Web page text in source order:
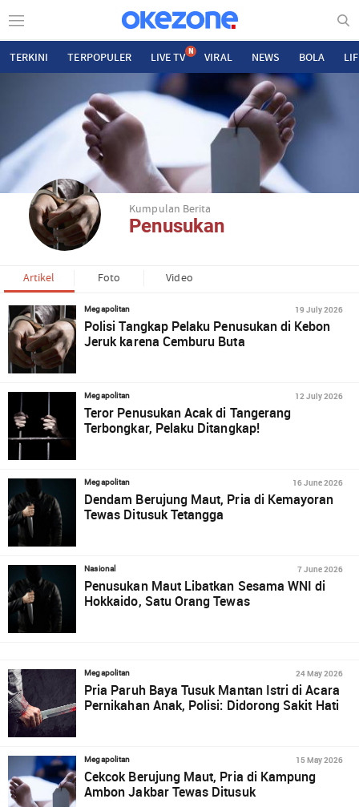
TERKINI TERPOPULER LIVE TV N VIRAL NEWS BOLA
Kumpulan Berita
Penusukan
Artikel Foto Video
Megapolitan 19 July 2026
Polisi Tangkap Pelaku Penusukan di Kebon
Jeruk karena Cemburu Buta
Megapolitan 12 July 2026
Teror Penusukan Acak di Tangerang
Terbongkar, Pelaku Ditangkap!
Megapolitan 16 June 2026
Dendam Berujung Maut, Pria di Kemayoran
Tewas Ditusuk Tetangga
Nasional 7 June 2026
Penusukan Maut Libatkan Sesama WNI di
Hokkaido, Satu Orang Tewas
Megapolitan 24 May 2026
Pria Paruh Baya Tusuk Mantan Istri di Acara
Pernikahan Anak, Polisi: Didorong Sakit Hati
Megapolitan 15 May 2026
Cekcok Berujung Maut, Pria di Kampung
Ambon Jakbar Tewas Ditusuk